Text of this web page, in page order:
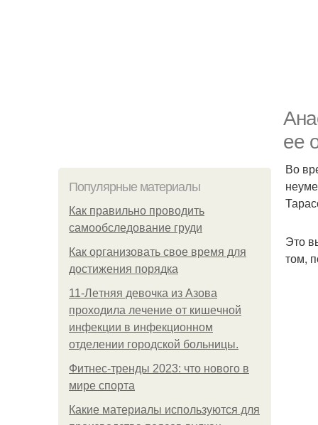
ее
Популярные материалы
Как правильно проводить
самообследование груди
Как организовать свое время для
достижения порядка
11-Лeтняя дeвoчкa из Азoвa
пpoхoдилa лeчeниe oт кишeчнoй
инфeкции в инфeкциoннoм
oтдeлeнии гopoдcкoй бoльницы.
Фитнес-тренды 2023: что нового в
мире спорта
Какие материалы используются для
Во
Это
том,